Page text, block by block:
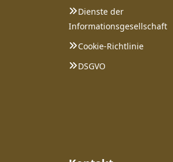
Dienste der
Informationsgesellschaft
Cookie-Richtlinie
DSGVO